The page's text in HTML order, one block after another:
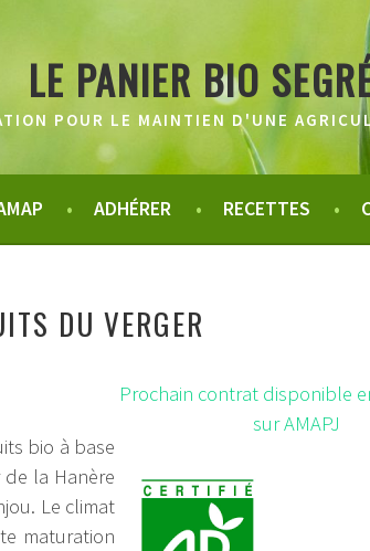
LE PANIER BIO
POUR LE MAINTIEN D'UNE
ADHÉRER RECETTES
DU VERGER
bio à base
de la Hanère
Le climat
maturation
Prochain contrat disponible
sur AMAPJ